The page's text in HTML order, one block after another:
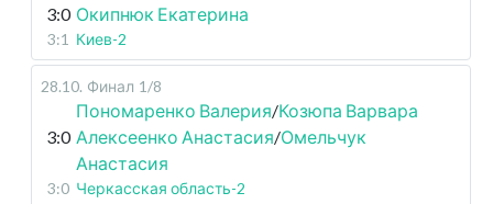
3:0 Окипнюк Екатерина
3:1 Киев-2
28.10. Финал 1/8
3:0
Пономаренко Валерия/Козюпа Варвара
Алексеенко Анастасия/Омельчук
Анастасия
3:0 Черкасская область-2